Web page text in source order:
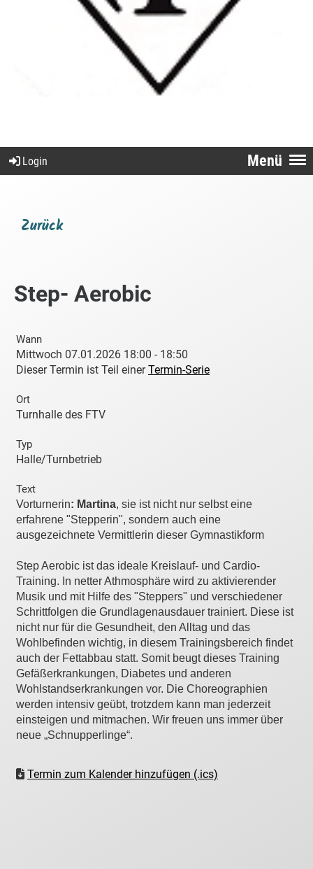
Menü
Login
Zurück
Step- Aerobic
Wann
Mittwoch 07.01.2026 18:00 - 18:50
Dieser Termin ist Teil einerTermin-Serie
Ort
Turnhalle des FTV
Typ
Halle/Turnbetrieb
Text
Vorturnerin: Martina, sie ist nicht nur selbst eine
erfahrene "Stepperin", sondern auch eine
ausgezeichnete Vermittlerin dieser Gymnastikform
Step Aerobic ist das ideale Kreislauf- und Cardio-
Training. In netter Athmosphäre wird zu aktivierender
Musik und mit Hilfe des "Steppers" und verschiedener
Schrittfolgen die Grundlagenausdauer trainiert. Diese ist
nicht nur für die Gesundheit, den Alltag und das
Wohlbefinden wichtig, in diesem Trainingsbereich findet
auch der Fettabbau statt. Somit beugt dieses Training
Gefäßerkrankungen, Diabetes und anderen
Wohlstandserkrankungen vor. Die Choreographien
werden intensiv geübt, trotzdem kann man jederzeit
einsteigen und mitmachen. Wir freuen uns immer über
neue „Schnupperlinge“.
Termin zum Kalender hinzufügen (.ics)